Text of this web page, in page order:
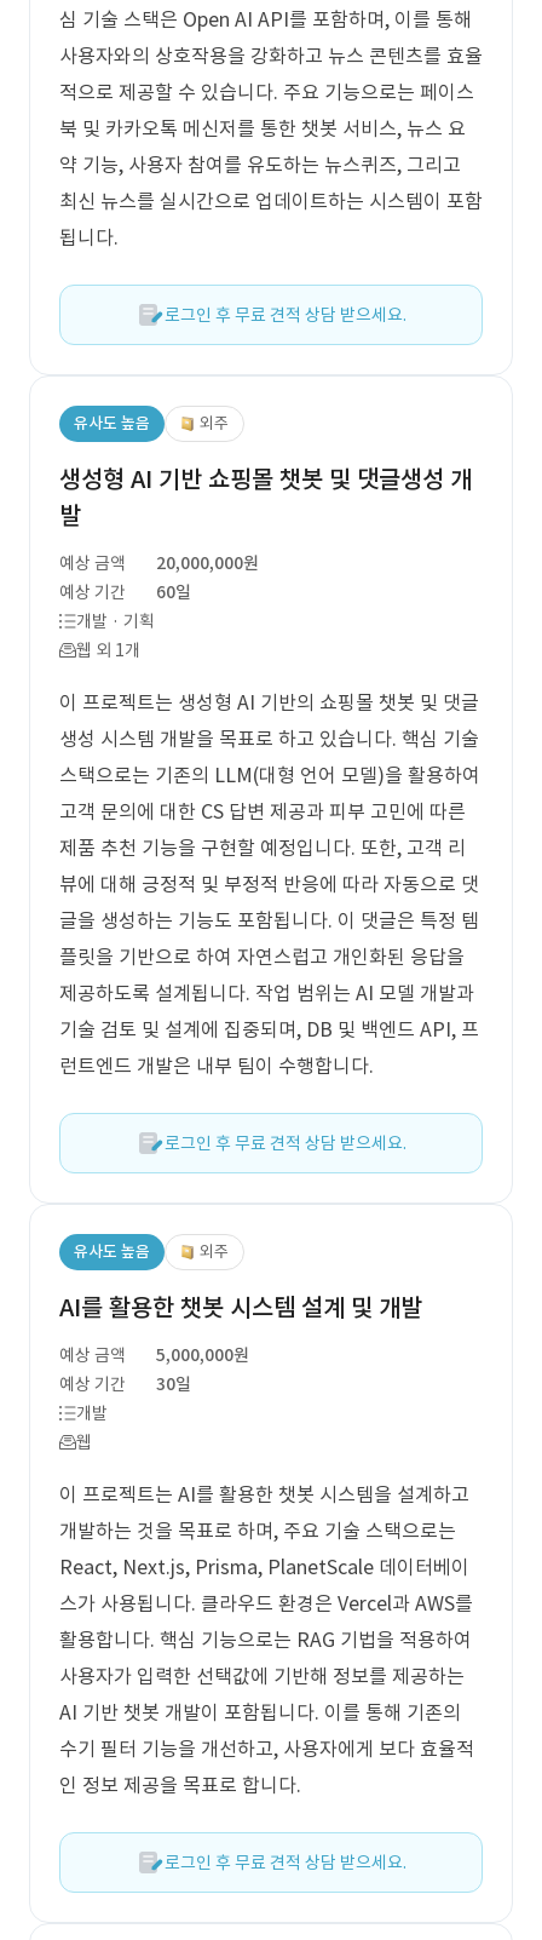
심 기술 스택은 Open AI API를 포함하며, 이를 통해
사용자와의 상호작용을 강화하고 뉴스 콘텐츠를 효율
적으로 제공할 수 있습니다. 주요 기능으로는 페이스
북 및 카카오톡 메신저를 통한 챗봇 서비스, 뉴스 요
약 기능, 사용자 참여를 유도하는 뉴스퀴즈, 그리고
최신 뉴스를 실시간으로 업데이트하는 시스템이 포함
됩니다.
로그인 후 무료 견적 상담 받으세요.
유사도 높음 외주
생성형 AI 기반 쇼핑몰 챗봇 및 댓글생성 개
발
예상 금액
20,000,000원
예상 기간
60일
개발 · 기획
웹 외 1개
이 프로젝트는 생성형 AI 기반의 쇼핑몰 챗봇 및 댓글
생성 시스템 개발을 목표로 하고 있습니다. 핵심 기술
스택으로는 기존의 LLM(대형 언어 모델)을 활용하여
고객 문의에 대한 CS 답변 제공과 피부 고민에 따른
제품 추천 기능을 구현할 예정입니다. 또한, 고객 리
뷰에 대해 긍정적 및 부정적 반응에 따라 자동으로 댓
글을 생성하는 기능도 포함됩니다. 이 댓글은 특정 템
플릿을 기반으로 하여 자연스럽고 개인화된 응답을
제공하도록 설계됩니다. 작업 범위는 AI 모델 개발과
기술 검토 및 설계에 집중되며, DB 및 백엔드 API, 프
런트엔드 개발은 내부 팀이 수행합니다.
로그인 후 무료 견적 상담 받으세요.
유사도 높음 외주
AI를 활용한 챗봇 시스템 설계 및 개발
예상 금액
5,000,000원
예상 기간
30일
개발
웹
이 프로젝트는 AI를 활용한 챗봇 시스템을 설계하고
개발하는 것을 목표로 하며, 주요 기술 스택으로는
React, Next.js, Prisma, PlanetScale 데이터베이
스가 사용됩니다. 클라우드 환경은 Vercel과 AWS를
활용합니다. 핵심 기능으로는 RAG 기법을 적용하여
사용자가 입력한 선택값에 기반해 정보를 제공하는
AI 기반 챗봇 개발이 포함됩니다. 이를 통해 기존의
수기 필터 기능을 개선하고, 사용자에게 보다 효율적
인 정보 제공을 목표로 합니다.
로그인 후 무료 견적 상담 받으세요.